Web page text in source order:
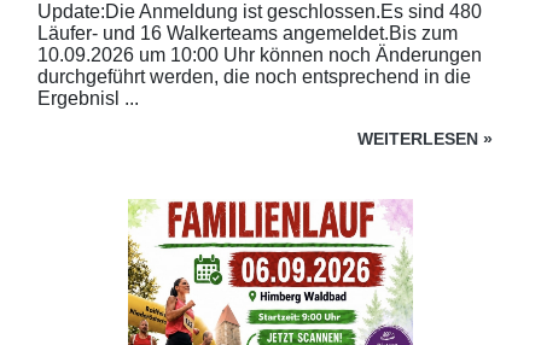
Update:Die Anmeldung ist geschlossen.Es sind 480
Läufer- und 16 Walkerteams angemeldet.Bis zum
10.09.2026 um 10:00 Uhr können noch Änderungen
durchgeführt werden, die noch entsprechend in die
Ergebnisl ...
WEITERLESEN »